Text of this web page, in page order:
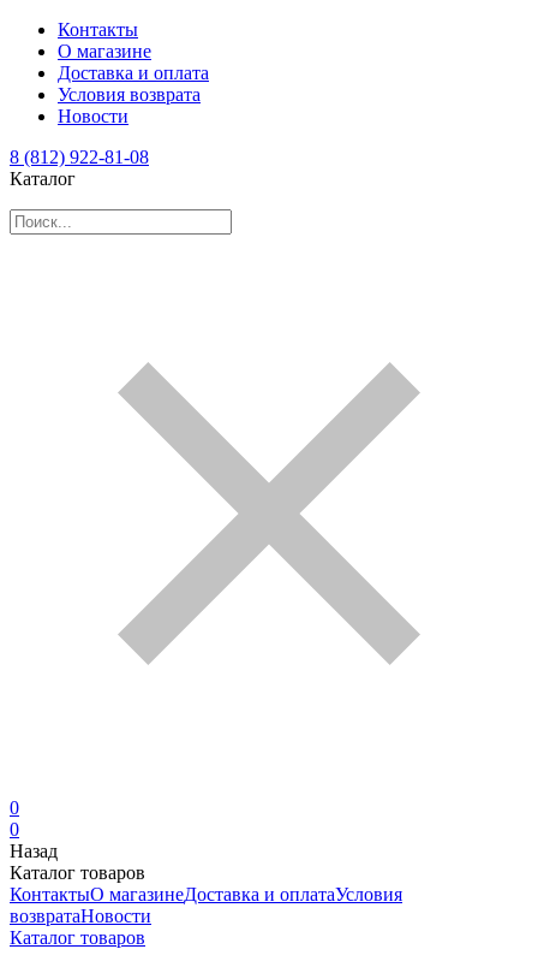
Контакты
О магазине
Доставка и оплата
Условия возврата
Новости
8 (812) 922-81-08
Каталог
0
0
Назад
Каталог товаров
КонтактыО магазинеДоставка и оплатаУсловия
возвратаНовости
Каталог товаров